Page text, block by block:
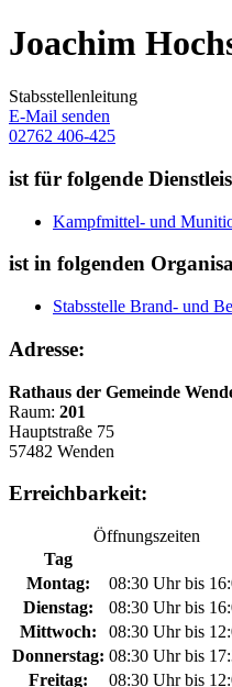
Joachim
Stabsstellenleitung
E-Mail senden
02762 406-425
ist für folgende
Kampfmittel- und
ist in folgenden
Stabsstelle Brand- und
Adresse:
Rathaus der Gemeinde
Raum: 201
Hauptstraße 75
57482 Wenden
Erreichbarkeit:
Öffnungszeiten
Tag
Montag:
08:30 Uhr bis
Dienstag:
08:30 Uhr bis
Mittwoch:
08:30 Uhr bis
Donnerstag: 08:30 Uhr bis
Freitag:
08:30 Uhr bis